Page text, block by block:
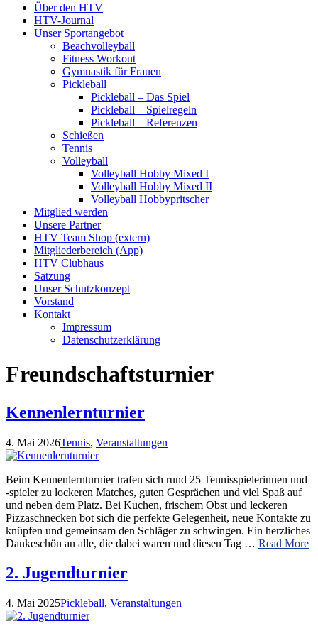
Über den HTV
HTV-Journal
Unser Sportangebot
Beachvolleyball
Fitness Workout
Gymnastik für Frauen
Pickleball
Pickleball – Das Spiel
Pickleball – Spielregeln
Pickleball – Referenzen
Schießen
Tennis
Volleyball
Volleyball Hobby Mixed I
Volleyball Hobby Mixed II
Volleyball Hobbypritscher
Mitglied werden
Unsere Partner
HTV Team Shop (extern)
Mitgliederbereich (App)
HTV Clubhaus
Satzung
Unser Schutzkonzept
Vorstand
Kontakt
Impressum
Datenschutzerklärung
Freundschaftsturnier
Kennenlernturnier
4. Mai 2026Tennis, Veranstaltungen
Beim Kennenlernturnier trafen sich rund 25 Tennisspielerinnen und
-spieler zu lockeren Matches, guten Gesprächen und viel Spaß auf
und neben dem Platz. Bei Kuchen, frischem Obst und leckeren
Pizzaschnecken bot sich die perfekte Gelegenheit, neue Kontakte zu
knüpfen und gemeinsam den Schläger zu schwingen. Ein herzliches
Dankeschön an alle, die dabei waren und diesen Tag … Read More
2. Jugendturnier
4. Mai 2025Pickleball, Veranstaltungen